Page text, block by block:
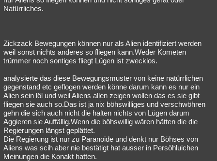
Natürrliches.
Zickzack Bewegungen können nur als Alien identifiziert werden
weil sonst nichts anderes so fliegen kann.Weder Kometen
trümmer noch sontiges fliegt Lügen ist zwecklos.
analysierte das diese Bewegungsmuster von keine natürrlichen
gegenstand etc geflogen werden könne darum kann es nur ein
Alien sein löl und weil Aliens allen zeigen wollen das es sie gibt
fliegen sie auch so.Das ist ja nix böhswilliges und verschwöhren
gehn die sich auch nicht die halten nichts von Lügen darum
Aggieren sie Auffällig.Wenn die böhswillig wären hätten die die
Regierungen längst geplättet.
Die Regierung ist nur zu Paranoide und denkt nur Böhses von
Aliens was scih aber nie bestätigt hat ausser in Persöhluichen
Meinungen die Konakt hatten.